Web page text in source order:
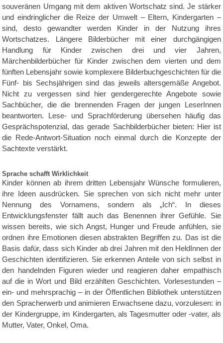
souveränen Umgang mit dem aktiven Wortschatz sind. Je stärker
und eindringlicher die Reize der Umwelt – Eltern, Kindergarten –
sind, desto gewandter werden Kinder in der Nutzung ihres
Wortschatzes. Längere Bilderbücher mit einer durchgängigen
Handlung für Kinder zwischen drei und vier Jahren,
Märchenbilderbücher für Kinder zwischen dem vierten und dem
fünften Lebensjahr sowie komplexere Bilderbuchgeschichten für die
Fünf- bis Sechsjährigen sind das jeweils altersgemäße Angebot.
Nicht zu vergessen sind hier gendergerechte Angebote sowie
Sachbücher, die die brennenden Fragen der jungen LeserInnen
beantworten. Lese- und Sprachförderung übersehen häufig das
Gesprächspotenzial, das gerade Sachbilderbücher bieten: Hier ist
die Rede-Antwort-Situation noch einmal durch die Konzepte der
Sachtexte verstärkt.
Sprache schafft Wirklichkeit
Kinder können ab ihrem dritten Lebensjahr Wünsche formulieren,
ihre Ideen ausdrücken. Sie sprechen von sich nicht mehr unter
Nennung des Vornamens, sondern als „Ich“. In dieses
Entwicklungsfenster fällt auch das Benennen ihrer Gefühle. Sie
wissen bereits, wie sich Angst, Hunger und Freude anfühlen, sie
ordnen ihre Emotionen diesen abstrakten Begriffen zu. Das ist die
Basis dafür, dass sich Kinder ab drei Jahren mit den HeldInnen der
Geschichten identifizieren. Sie erkennen Anteile von sich selbst in
den handelnden Figuren wieder und reagieren daher empathisch
auf die in Wort und Bild erzählten Geschichten. Vorlesestunden –
ein- und mehrsprachig – in der Öffentlichen Bibliothek unterstützen
den Spracherwerb und animieren Erwachsene dazu, vorzulesen: in
der Kindergruppe, im Kindergarten, als Tagesmutter oder -vater, als
Mutter, Vater, Onkel, Oma.